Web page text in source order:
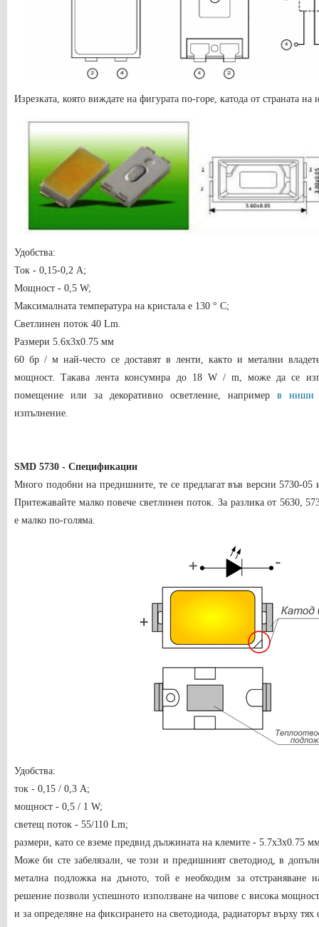
Изрезката, която виждате на фигурата по-горе, катода от страната на
Удобства:
Ток - 0,15-0,2 A;
Мощност - 0,5 W;
Максималната температура на кристала е 130 ° C;
Светлинен поток 40 Lm.
Размери 5.6x3x0.75 мм
60 бр / м най-често се доставят в ленти, както и метални
мощност. Такава лента консумира до 18 W / m, може да се
помещение или за декоративно осветление, например в ниши
изпълнение.
SMD 5730 - Спецификации
Много подобни на предишните, те се предлагат във версии 5730-
Притежавайте малко повече светлинен поток. За разлика от 5630,
е малко по-голяма.
Удобства:
ток - 0,15 / 0,3 A;
мощност - 0,5 / 1 W;
светещ поток - 55/110 Lm;
размери, като се вземе предвид дължината на клемите - 5.7х3х0.75
Може би сте забелязали, че този и предишният светодиод, в
метална подложка на дъното, той е необходим за отстраняване
решение позволи успешното използване на чипове с висока
и за определяне на фиксирането на светодиода, радиаторът върху